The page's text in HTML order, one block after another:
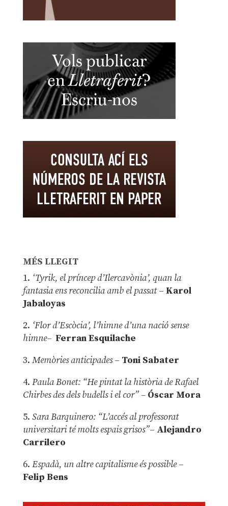
MÉS LLEGIT
1. ‘Tyrik, el príncep d’Ilercavònia’, quan la
fantasia ens reconcilia amb el passat– Karol
Jabaloyas
2. ‘Flor d’Escòcia’, l’himne d’una nació sense
himne– Ferran Esquilache
3. Memòries anticipades– Toni Sabater
4. Paula Bonet: “He pintat la història de Rafael
Chirbes des dels budells i el cor” –Óscar Mora
5. Sara Barquinero: “L’accés al professorat
universitari té molts espais grisos”– Alejandro
Carrilero
6. Espadà, un altre capitalisme és possible –
Felip Bens